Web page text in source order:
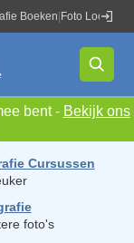
Boeken Foto Locaties
bent - Bekijk ons
Cursussen
foto's